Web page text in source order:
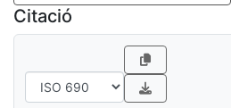
facies : abanico aluvial
distal/llanura de abanico
deltaico/offshore y plataforma
tomado 32 muestras de las
Bartoniense para el estudio de
Citació